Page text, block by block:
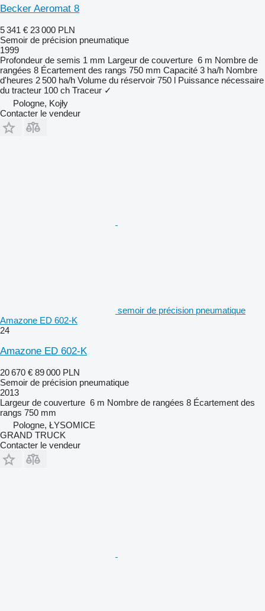
Becker Aeromat 8
5 341 € 23 000 PLN
Semoir de précision pneumatique
1999
Profondeur de semis 1 mm Largeur de couverture 6 m Nombre de
rangées 8 Écartement des rangs 750 mm Capacité 3 ha/h Nombre
d'heures 2 500 ha/h Volume du réservoir 750 l Puissance nécessaire
du tracteur 100 ch Traceur ✓
Pologne, Kojły
Contacter le vendeur
semoir de précision pneumatique
Amazone ED 602-K
24
Amazone ED 602-K
20 670 € 89 000 PLN
Semoir de précision pneumatique
2013
Largeur de couverture 6 m Nombre de rangées 8 Écartement des
rangs 750 mm
Pologne, ŁYSOMICE
GRAND TRUCK
Contacter le vendeur